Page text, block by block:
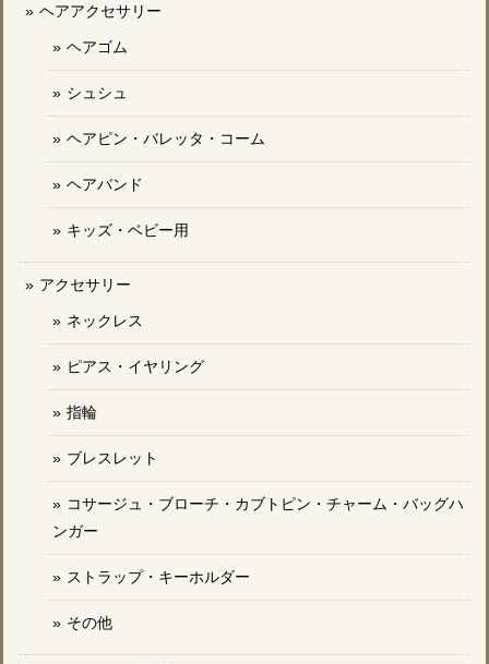
ヘアアクセサリー
ヘアゴム
シュシュ
ヘアピン・バレッタ・コーム
ヘアバンド
キッズ・ベビー用
アクセサリー
ネックレス
ピアス・イヤリング
指輪
ブレスレット
コサージュ・ブローチ・カブトピン・チャーム・バッグハ
ンガー
ストラップ・キーホルダー
その他